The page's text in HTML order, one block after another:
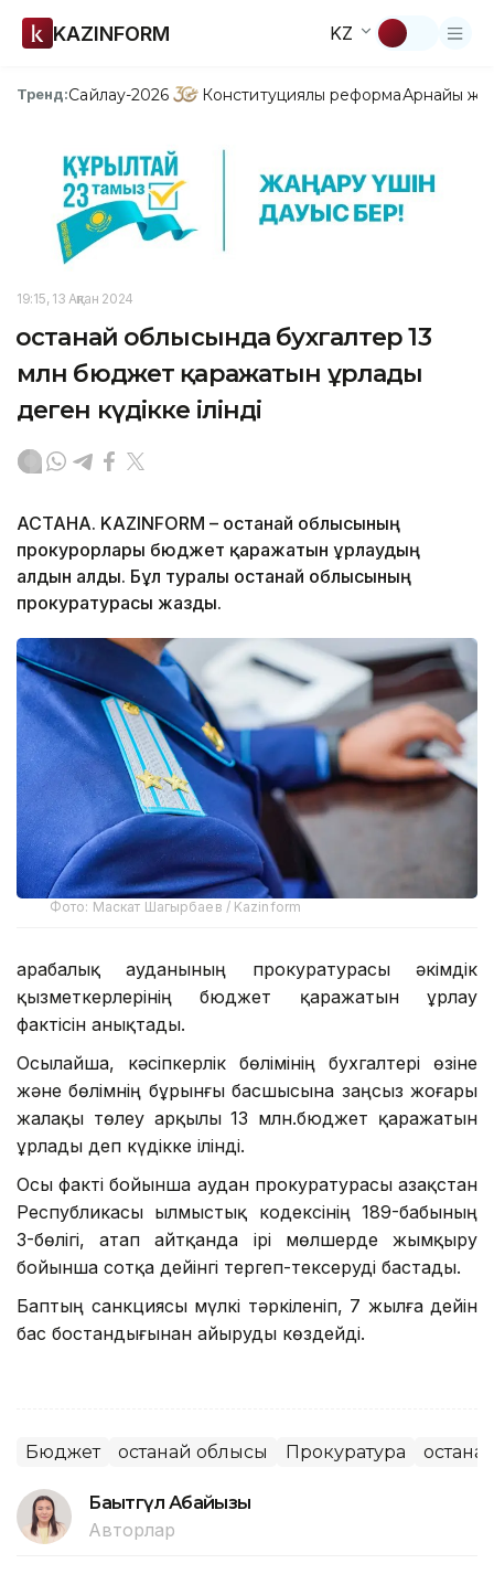
KAZINFORM KZ
Тренд:Сайлау-2026 Конституциялық реформаАрнайы
19:15, 13 Ақпан 2024
Қостанай облысында бухгалтер 13
млн бюджет қаражатын ұрлады
деген күдікке ілінді
АСТАНА. KAZINFORM – Қостанай облысының
прокурорлары бюджет қаражатын ұрлаудың
алдын алды. Бұл туралы Қостанай облысының
прокуратурасы жазды.
Фото: Маскат Шагырбаев / Kazinform
Қарабалық ауданының прокуратурасы әкімдік
қызметкерлерінің бюджет қаражатын ұрлау
фактісін анықтады.
Осылайша, кәсіпкерлік бөлімінің бухгалтері өзіне
және бөлімнің бұрынғы басшысына заңсыз жоғары
жалақы төлеу арқылы 13 млн.бюджет қаражатын
ұрлады деп күдікке ілінді.
Осы факті бойынша аудан прокуратурасы Қазақстан
Республикасы Қылмыстық кодексінің 189-бабының
3-бөлігі, атап айтқанда ірі мөлшерде жымқыру
бойынша сотқа дейінгі тергеп-тексеруді бастады.
Баптың санкциясы мүлкі тәркіленіп, 7 жылға дейін
бас бостандығынан айыруды көздейді.
Бюджет Қостанай облысы Прокуратура
Бақытгүл Абайқызы
Авторлар